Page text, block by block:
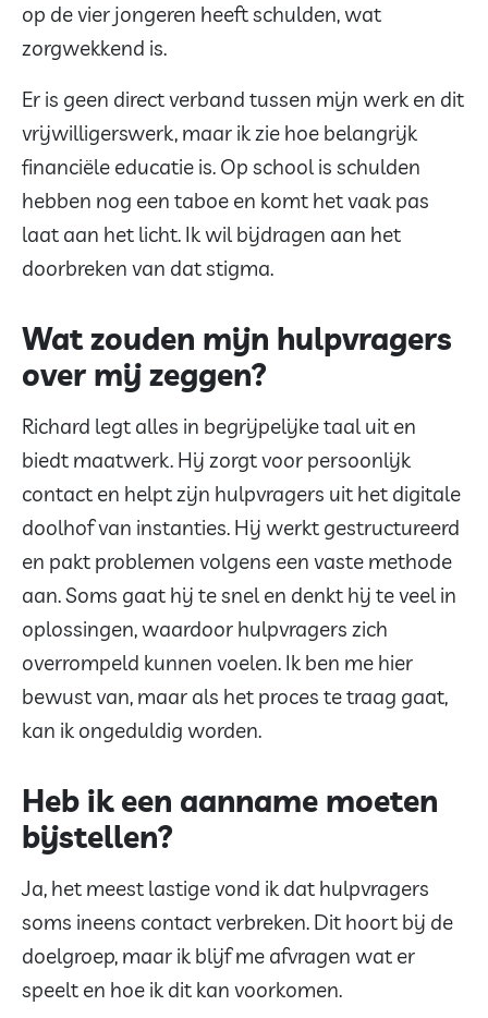
op de vier jongeren heeft schulden, wat
zorgwekkend is.
Er is geen direct verband tussen mijn werk en dit
vrijwilligerswerk, maar ik zie hoe belangrijk
financiële educatie is. Op school is schulden
hebben nog een taboe en komt het vaak pas
laat aan het licht. Ik wil bijdragen aan het
doorbreken van dat stigma.
Wat zouden mijn hulpvragers
over mij zeggen?
Richard legt alles in begrijpelijke taal uit en
biedt maatwerk. Hij zorgt voor persoonlijk
contact en helpt zijn hulpvragers uit het digitale
doolhof van instanties. Hij werkt gestructureerd
en pakt problemen volgens een vaste methode
aan. Soms gaat hij te snel en denkt hij te veel in
oplossingen, waardoor hulpvragers zich
overrompeld kunnen voelen. Ik ben me hier
bewust van, maar als het proces te traag gaat,
kan ik ongeduldig worden.
Heb ik een aanname moeten
bijstellen?
Ja, het meest lastige vond ik dat hulpvragers
soms ineens contact verbreken. Dit hoort bij de
doelgroep, maar ik blijf me afvragen wat er
speelt en hoe ik dit kan voorkomen.